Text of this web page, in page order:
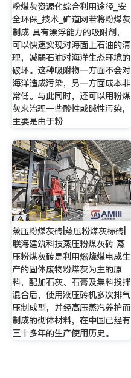
粉煤灰资源化综合利用途径_安
全环保_技术_矿道网若将粉煤灰
制成 具有漂浮能力的吸附剂，
可以快速实现对海面上石油的清
理，减弱石油对海洋生态环境的
破坏。这种吸附物一方面不会对
海洋造成污染，另一方面成本非
常低。与此同时，还可以用粉煤
灰来治理一些酸性或碱性污染，
主要是由于粉
蒸压粉煤灰砖|蒸压粉煤灰标砖|
联海建筑科技蒸压粉煤灰砖 蒸
压粉煤灰砖是利用燃烧煤电成生
产的固体废物粉煤灰为主的原
料，配加石灰、石膏及集料搅拌
混合后，使用液压砖机多次排气
压制成型，并经高压蒸汽养护而
制成的砌体材料，在中国已经有
三十多年的生产使用历史。